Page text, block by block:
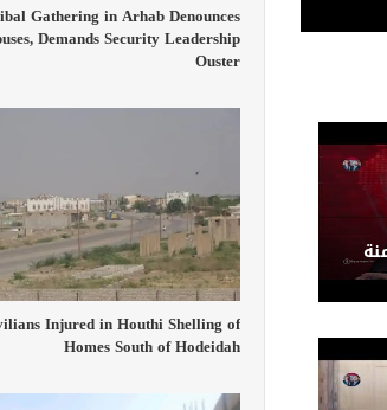
Gathering in Arhab Denounces
Demands Security Leadership
Ouster
Injured in Houthi Shelling of
Homes South of Hodeidah